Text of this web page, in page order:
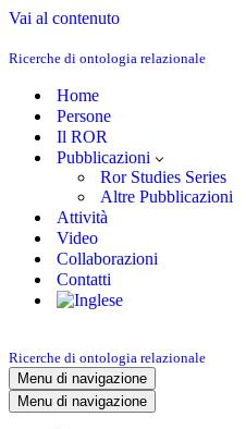
Vai al contenuto
Ricerche di ontologia relazionale
Home
Persone
Il ROR
Pubblicazioni
Ror Studies Series
Altre Pubblicazioni
Attività
Video
Collaborazioni
Contatti
Ricerche di ontologia relazionale
Menu di navigazione
Menu di navigazione